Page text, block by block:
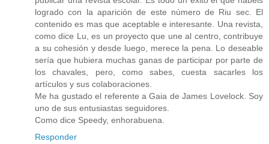
logrado con la aparición de este número de Riu sec. El
contenido es mas que aceptable e interesante. Una revista,
como dice Lu, es un proyecto que une al centro, contribuye
a su cohesión y desde luego, merece la pena. Lo deseable
sería que hubiera muchas ganas de participar por parte de
los chavales, pero, como sabes, cuesta sacarles los
artículos y sus colaboraciones.
Me ha gustado el referente a Gaia de James Lovelock. Soy
uno de sus entusiastas seguidores.
Como dice Speedy, enhorabuena.
Responder